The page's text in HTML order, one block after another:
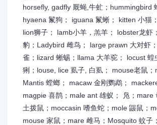
horsefly, gadfly 厩蝇,牛虻；hummingbird
hyaena 鬣狗； iguana 鬣蜥； kitten 小猫
lion狮子； lamb小羊，羔羊； lobster龙虾
豹；Ladybird 雌鸟； large prawn 大对虾
雀；lizard 蜥蜴；llama 大羊驼； locust 蝗
猁；louse, lice 虱子, 白虱； mouse老鼠；
Mantis 螳螂； macaw 金刚鹦鹉；
magpie 喜鹊；male ant 雄蚁； 凫；mare
土拨鼠；moccasin 嗜鱼蛇；mole 鼹鼠；
mouse 家鼠；mare 雌马；Mosquito 蚊子